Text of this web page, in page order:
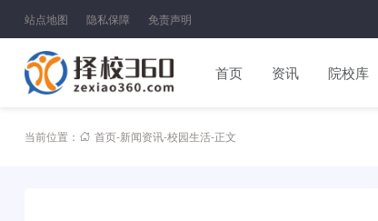
站点地图 隐私保障 免责声明
首页 资讯 院校库
当前位置： 首页-新闻资讯-校园生活-正文